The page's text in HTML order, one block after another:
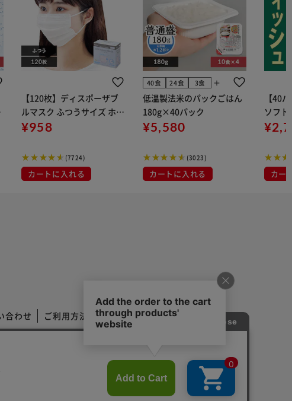
【120枚】ディスポーザブ
ルマスク ふつうサイズ ホワ
イト 大容量 DISPOSABLE
布
¥958
(7724)
カートに入れる
40食 24食 3食 add
低温製法米のパックごはん
180g×40パック
¥5,580
(3023)
カートに入れる
【40
ソフ
組) 5
カー
合わせ ご利用方法 ご利用規約